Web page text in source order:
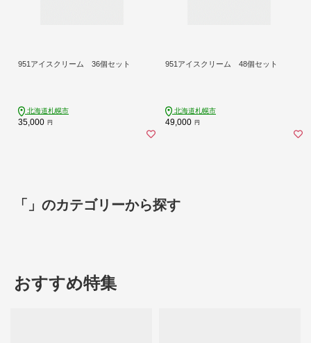
951アイスクリーム 36個セット
北海道札幌市
35,000 円
951アイスクリーム 48個セット
北海道札幌市
49,000 円
「」のカテゴリーから探す
おすすめ特集